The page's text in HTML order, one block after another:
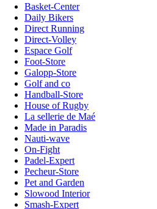
Basket-Center
Daily Bikers
Direct Running
Direct-Volley
Espace Golf
Foot-Store
Galopp-Store
Golf and co
Handball-Store
House of Rugby
La sellerie de Maé
Made in Paradis
Nauti-wave
On-Fight
Padel-Expert
Pecheur-Store
Pet and Garden
Slowood Interior
Smash-Expert